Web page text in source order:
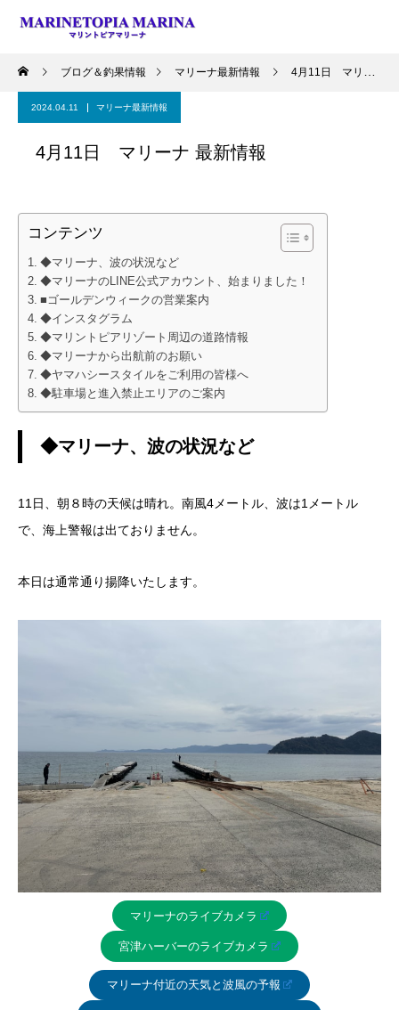
ブログ＆釣果情報 マリーナ最新情報 4月11日 マリーナ 最新情報
2024.04.11 マリーナ最新情報
4月11日 マリーナ 最新情報
コンテンツ
◆マリーナ、波の状況など
◆マリーナのLINE公式アカウント、始まりました！
■ゴールデンウィークの営業案内
◆インスタグラム
◆マリントピアリゾート周辺の道路情報
◆マリーナから出航前のお願い
◆ヤマハシースタイルをご利用の皆様へ
◆駐車場と進入禁止エリアのご案内
◆マリーナ、波の状況など
11日、朝８時の天候は晴れ。南風4メートル、波は1メートル
で、海上警報は出ておりません。
本日は通常通り揚降いたします。
マリーナのライブカメラ
宮津ハーバーのライブカメラ
マリーナ付近の天気と波風の予報